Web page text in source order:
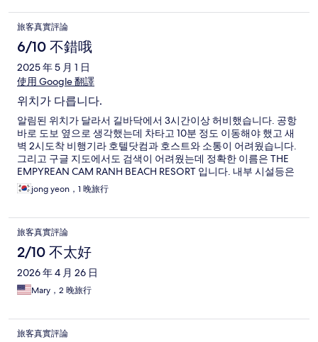
旅客真實評論
6/10 不錯哦
2025 年 5 月 1 日
使用 Google 翻譯
위치가 다릅니다.
알림된 위치가 달라서 길바닥에서 3시간이상 허비했습니다. 공항
바로 도보 옆으로 생각했는데 차타고 10분 정도 이동해야 했고 새
벽 2시도착 비행기라 호텔닷컴과 호스트와 소통이 어려웠습니다.
그리고 구글 지도에서도 검색이 어려웠는데 정확한 이름은 THE
EMPYREAN CAM RANH BEACH RESORT 입니다. 내부 시설등은
너무나 좋은데 새벽에 이 곳을 선택한 유일한 이유인 공항 도보 위
치가 아닌것이 너무 화가납니다. 위치 표시 정확하게 하길 바랍니
jong yeon，1 晚旅行
旅客真實評論
2/10 不太好
2026 年 4 月 26 日
Mary，2 晚旅行
旅客真實評論